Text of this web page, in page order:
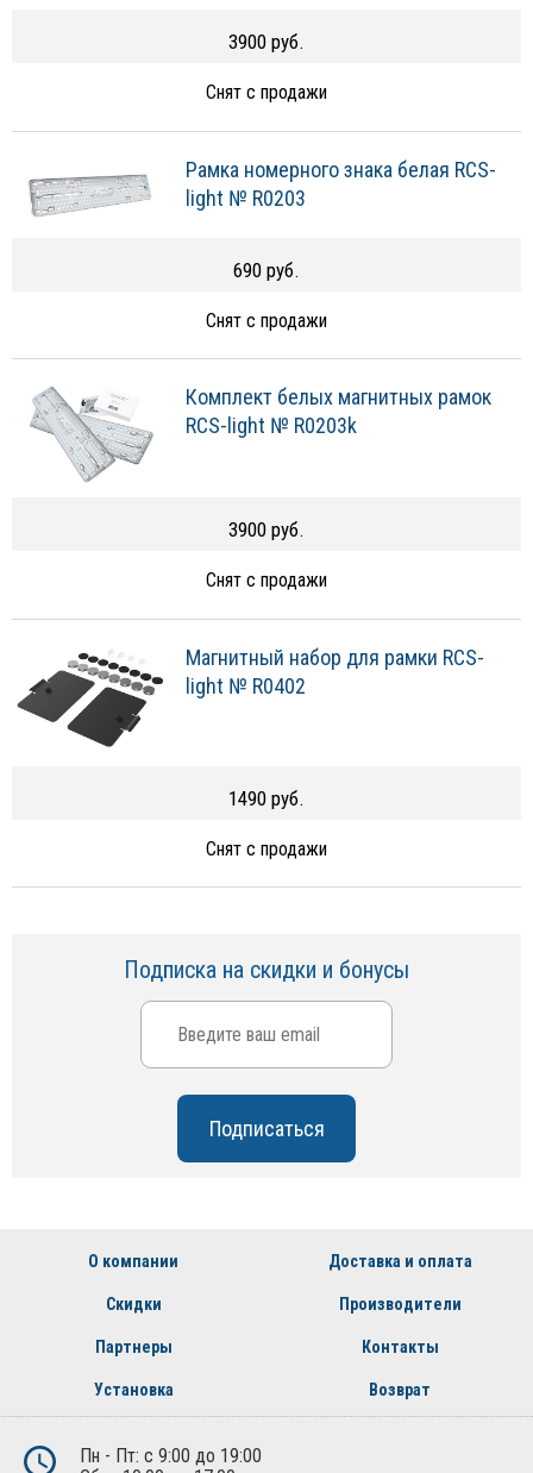
3900 руб.
Снят с продажи
Рамка номерного знака белая RCS-
light № R0203
690 руб.
Снят с продажи
Комплект белых магнитных рамок
RCS-light № R0203k
3900 руб.
Снят с продажи
Магнитный набор для рамки RCS-
light № R0402
1490 руб.
Снят с продажи
Подписка на скидки и бонусы
О компании Доставка и оплата
Скидки Производители
Партнеры Контакты
Установка Возврат
Пн - Пт: с 9:00 до 19:00